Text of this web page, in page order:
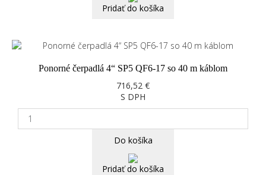
Pridať do košíka
Ponorné čerpadlá 4“ SP5 QF6-17 so 40 m káblom
716,52 €
S DPH
Do košíka
Pridať do košíka